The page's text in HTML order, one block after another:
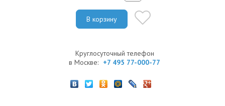
В корзину
Круглосуточный телефон
в Москве: +7 495 77-000-77